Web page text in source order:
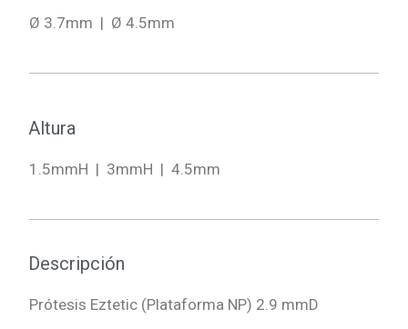
Ø 3.7mm | Ø 4.5mm
Altura
1.5mmH | 3mmH | 4.5mm
Descripción
Prótesis Eztetic (Plataforma NP) 2.9 mmD